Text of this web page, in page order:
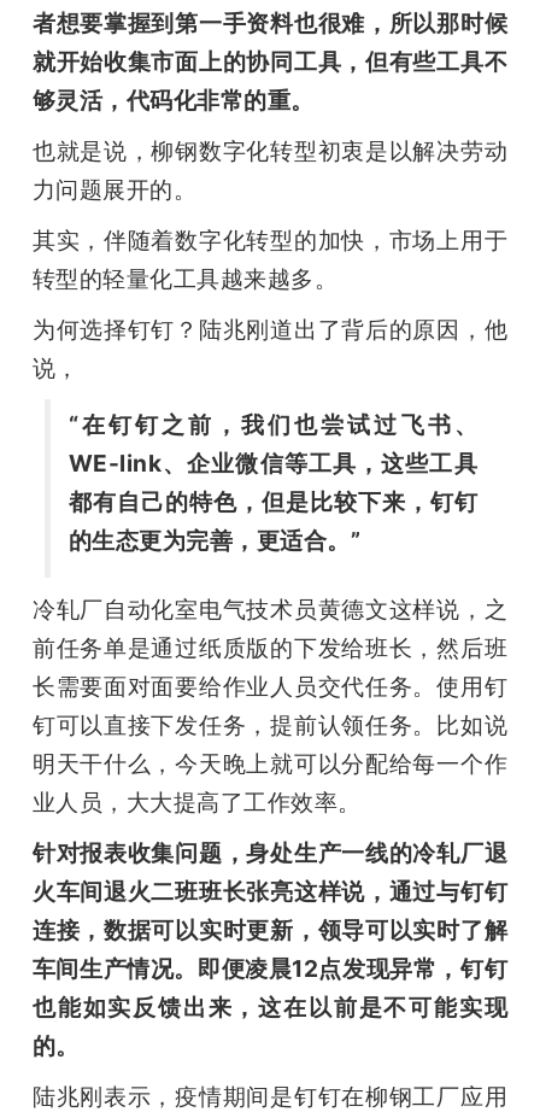
者想要掌握到第一手资料也很难，所以那时候
就开始收集市面上的协同工具，但有些工具不
够灵活，代码化非常的重。
也就是说，柳钢数字化转型初衷是以解决劳动
力问题展开的。
其实，伴随着数字化转型的加快，市场上用于
转型的轻量化工具越来越多。
为何选择钉钉？陆兆刚道出了背后的原因，他
说，
“在钉钉之前，我们也尝试过飞书、
WE-link、企业微信等工具，这些工具
都有自己的特色，但是比较下来，钉钉
的生态更为完善，更适合。”
冷轧厂自动化室电气技术员黄德文这样说，之
前任务单是通过纸质版的下发给班长，然后班
长需要面对面要给作业人员交代任务。使用钉
钉可以直接下发任务，提前认领任务。比如说
明天干什么，今天晚上就可以分配给每一个作
业人员，大大提高了工作效率。
针对报表收集问题，身处生产一线的冷轧厂退
火车间退火二班班长张亮这样说，通过与钉钉
连接，数据可以实时更新，领导可以实时了解
车间生产情况。即便凌晨12点发现异常，钉钉
也能如实反馈出来，这在以前是不可能实现
的。
陆兆刚表示，疫情期间是钉钉在柳钢工厂应用